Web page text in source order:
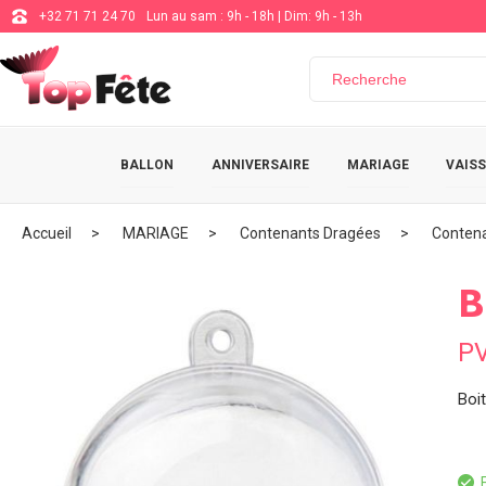
+32 71 71 24 70 Lun au sam : 9h - 18h | Dim: 9h - 13h
BALLON ANNIVERSAIRE MARIAGE
Accueil MARIAGE Contenants Dragées